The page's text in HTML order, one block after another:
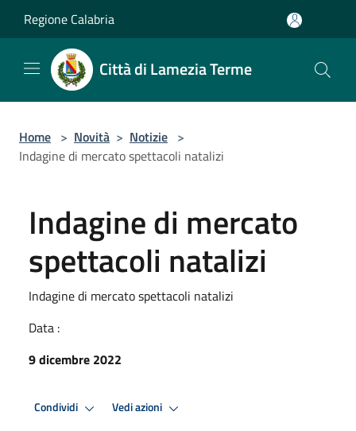
Regione Calabria
Città di Lamezia Terme
Home > Novità > Notizie >
Indagine di mercato spettacoli natalizi
Indagine di mercato
spettacoli natalizi
Indagine di mercato spettacoli natalizi
Data :
9 dicembre 2022
Condividi Vedi azioni